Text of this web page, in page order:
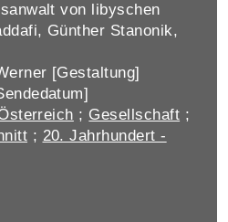
von libyschen
Günther Stanonik,
[Gestaltung]
; Gesellschaft ;
; 20. Jahrhundert -